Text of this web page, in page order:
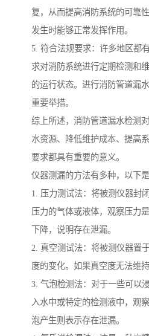
复，从而提高消防系统的可靠
发生时能够正常发挥作用。
5. 符合法规要求：许多地区都
求对消防系统进行定期检测和
的运行状态。进行消防管道漏
重要举措。
综上所述，消防管道漏水检测
水资源、降低维护成本、提高
要求都具有重要的意义。
仪器测漏的方法有多种，以下
1. 压力测试法：将被测仪器封
压力的气体或液体，观察压力
下降，说明存在泄漏。
2. 真空测试法：将被测仪器置
度的变化。如果真空度无法维
3. 气泡检测法：对于一些可以
入水中或特定的检测液中，观
泡产生则表示存在泄漏。